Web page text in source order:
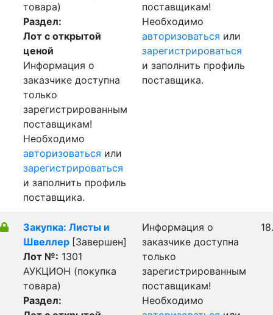
товара)
Раздел:
Лот с открытой
ценой
Информация о
заказчике доступна
только
зарегистрированным
поставщикам!
Необходимо
авторизоваться или
зарегистрироваться
и заполнить профиль
поставщика.
поставщикам!
Необходимо
авторизоваться или
зарегистрироваться
и заполнить профиль
поставщика.
Закупка: Листы и
Швеллер [Завершен]
Лот №: 1301
АУКЦИОН (покупка
товара)
Раздел:
Информация о
заказчике доступна
только
зарегистрированным
поставщикам!
Необходимо